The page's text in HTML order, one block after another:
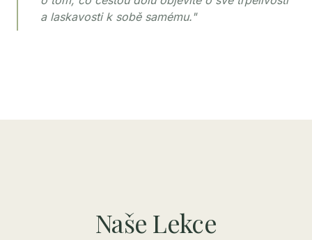
a laskavosti k sobě samému."
Naše Lekce